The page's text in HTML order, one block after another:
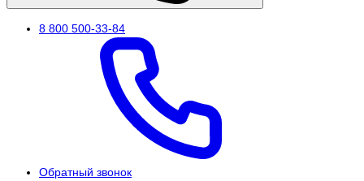
8 800 500-33-84
Обратный звонок